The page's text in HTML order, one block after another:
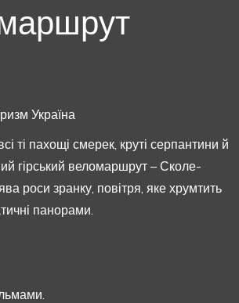
Україна
ті пахощі смерек, круті серпантини й
гірський веломаршрут – Сколе-
роси зранку, повітря, яке хрумтить
панорами.